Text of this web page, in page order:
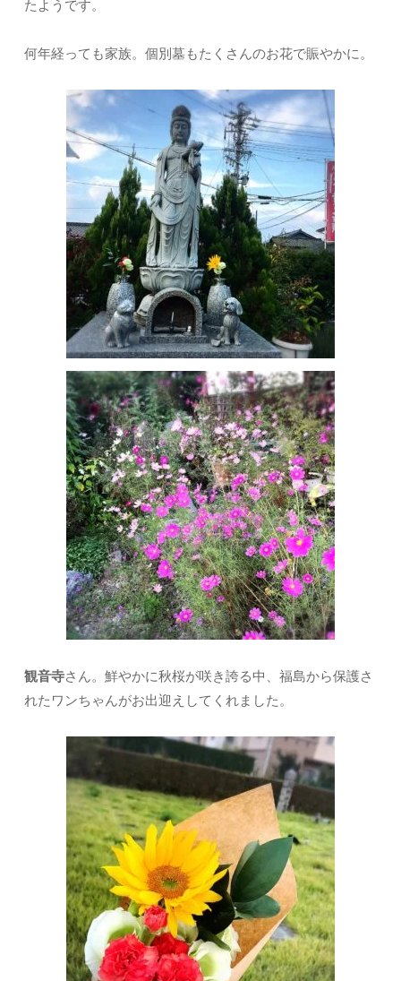
たようです。
何年経っても家族。個別墓もたくさんのお花で賑やかに。
観音寺さん。鮮やかに秋桜が咲き誇る中、福島から保護さ
れたワンちゃんがお出迎えしてくれました。